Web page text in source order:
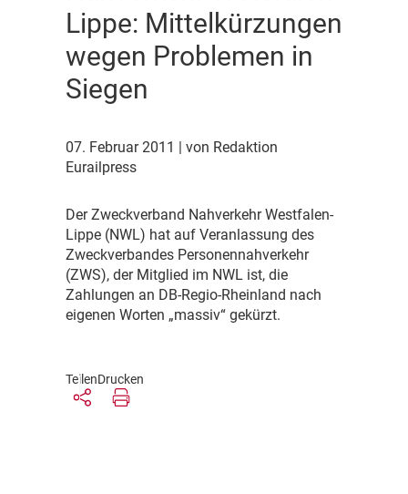
Lippe: Mittelkürzungen
wegen Problemen in
Siegen
07. Februar 2011
| von Redaktion
Eurailpress
Der Zweckverband Nahverkehr Westfalen-
Lippe (NWL) hat auf Veranlassung des
Zweckverbandes Personennahverkehr
(ZWS), der Mitglied im NWL ist, die
Zahlungen an DB-Regio-Rheinland nach
eigenen Worten „massiv“ gekürzt.
TeilenDrucken